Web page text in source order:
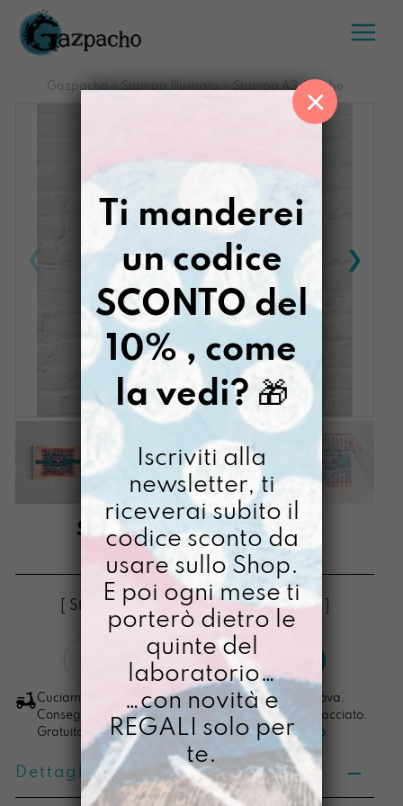
Salta
contenuto
Gazpacho> Stampa Illustrata > Stampa A3 Amiche
STAMPA A3 AMICHE
€ 28,00
[ Stampa Illustrata ] [ Stampa Illustrata ]
Amiche
quantità
LO VOGLIO
Cuciamo ogni ordine nel nostro laboratorio di Padova.
Consegna in 4/5 giorni lavorativi, pacco sempre tracciato.
Gratuita per ordini di importo superiore ai 100 euro.
Dettagli prodotto
Ti manderei
un codice
SCONTO del
10% , come
la vedi? 🎁
Iscriviti alla
newsletter, ti
riceverai subito il
codice sconto da
usare sullo Shop.
E poi ogni mese ti
porterò dietro le
quinte del
laboratorio…
…con novità e
REGALI solo per
te.
×